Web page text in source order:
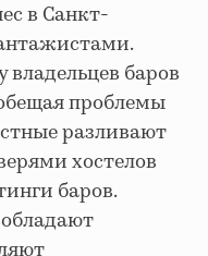
в Санкт-
баров
проблемы
разливают
хостелов
баров.